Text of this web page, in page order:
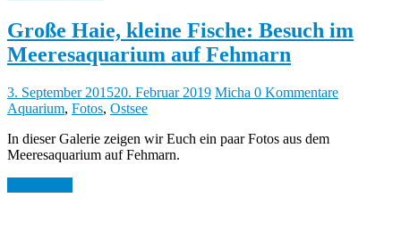
Große Haie, kleine Fische: Besuch im
Meeresaquarium auf Fehmarn
3. September 201520. Februar 2019 Micha 0 Kommentare
Aquarium, Fotos, Ostsee
In dieser Galerie zeigen wir Euch ein paar Fotos aus dem
Meeresaquarium auf Fehmarn.